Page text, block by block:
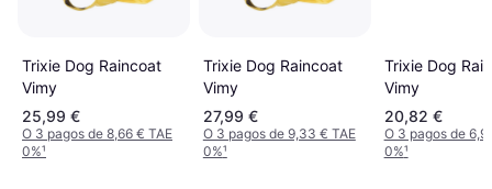
Trixie Dog Raincoat
Vimy
25,99 €
O 3 pagos de 8,66 € TAE
0%¹
Trixie Dog Raincoat
Vimy
27,99 €
O 3 pagos de 9,33 € TAE
0%¹
Trixie Dog
Vimy
20,82 €
O 3 pagos de
0%¹